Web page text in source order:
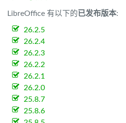
LibreOffice 有以下的已发布版本:
26.2.5
26.2.4
26.2.3
26.2.2
26.2.1
26.2.0
25.8.7
25.8.6